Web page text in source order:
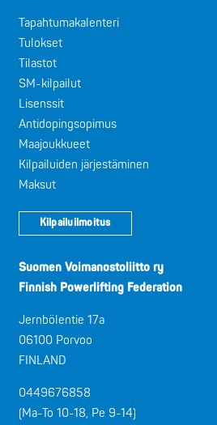
Tapahtumakalenteri
Tulokset
Tilastot
SM-kilpailut
Lisenssit
Antidopingsopimus
Maajoukkueet
Kilpailuiden järjestäminen
Maksut
Kilpailuilmoitus
Suomen Voimanostoliitto ry
Finnish Powerlifting Federation
Jernbölentie 17a
06100 Porvoo
FINLAND
0449676858
(Ma-To 10-18, Pe 9-14)